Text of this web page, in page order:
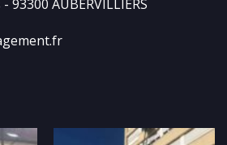
93300 AUBERVILLIERS